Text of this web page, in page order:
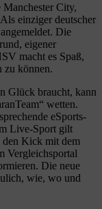
City,
einziger deutscher
Die
eigener
macht es Spaß,
zu können.
Glück braucht, kann
wetten.
eSports-
Live-Sport gilt
den Kick mit dem
Vergleichsportal
Die neue
wie, wo und